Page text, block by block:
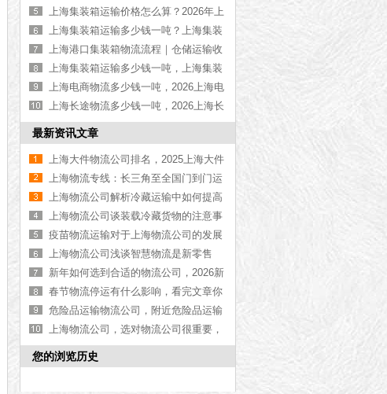
路运输收费标准【含价格表】
上海集装箱运输价格怎么算？2026年上
海集装箱运输价格指南【最新更新】
上海集装箱运输多少钱一吨？上海集装
箱运输价格（含价格表）
上海港口集装箱物流流程｜仓储运输收
费标准2026｜港口物流【行业百科】
上海集装箱运输多少钱一吨，上海集装
箱运输价格（含价格表）
上海电商物流多少钱一吨，2026上海电
商物流价格【含最新价格】
上海长途物流多少钱一吨，2026上海长
途物流价格【含最新价格】
最新资讯文章
上海大件物流公司排名，2025上海大件
物流公司排行榜[最新更新]
上海物流专线：长三角至全国门到门运
输解决方案【最新更新】
上海物流公司解析冷藏运输中如何提高
货物的运输质量
上海物流公司谈装载冷藏货物的注意事
项
疫苗物流运输对于上海物流公司的发展
影响
上海物流公司浅谈智慧物流是新零售
的“核心发动机”
新年如何选到合适的物流公司，2026新
年物流公司推荐[最新推荐]
春节物流停运有什么影响，看完文章你
就知道了[今日更新]
危险品运输物流公司，附近危险品运输
物流公司推荐【含地址】
上海物流公司，选对物流公司很重要，
你知道怎么选了吗[全网推荐]
您的浏览历史